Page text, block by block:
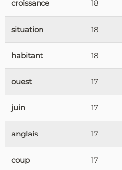
croissance 18
situation 18
habitant 18
ouest 17
juin 17
anglais 17
coup 17